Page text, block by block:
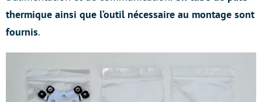
thermique ainsi que l’outil nécessaire au montage sont
fournis.